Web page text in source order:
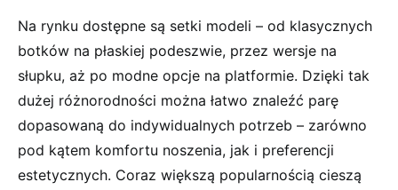
Na rynku dostępne są setki modeli – od klasycznych
botków na płaskiej podeszwie, przez wersje na
słupku, aż po modne opcje na platformie. Dzięki tak
dużej różnorodności można łatwo znaleźć parę
dopasowaną do indywidualnych potrzeb – zarówno
pod kątem komfortu noszenia, jak i preferencji
estetycznych. Coraz większą popularnością cieszą